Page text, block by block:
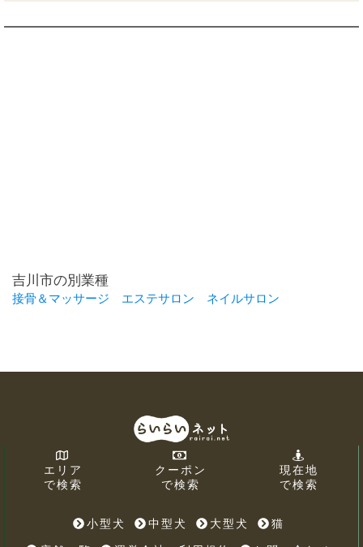
吉川市の別業種
接骨＆マッサージ エステサロン ネイルサロン
エリア
で検索
クーポン
で検索
現在地
で検索
小型犬 中型犬 大型犬
猫